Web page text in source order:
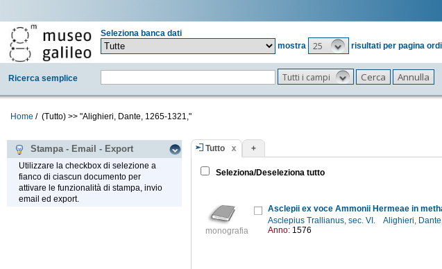
Seleziona banca dati
mostra
25 risultati per pagina
Ricerca semplice Tutti i campi
Home / (Tutto) >> "Alighieri, Dante, 1265-1321,"
Stampa - Email - Export
Utilizzare la checkbox di selezione a
fianco di ciascun documento per
attivare le funzionalità di stampa, invio
email ed export.
Tutto +
Seleziona/Deseleziona tutto
monografia
Asclepii ex voce Ammonii Hermeae in
Asclepius Trallianus, sec. VI.
Alighieri,
Anno: 1576